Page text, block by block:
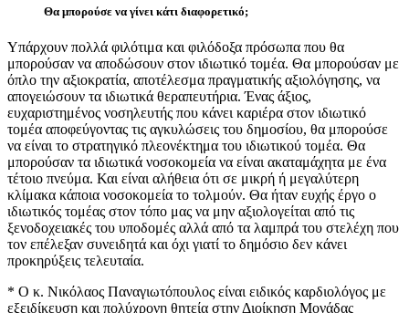
Θα μπορούσε να γίνει κάτι διαφορετικό;
Υπάρχουν πολλά φιλότιμα και φιλόδοξα πρόσωπα που θα
μπορούσαν να αποδώσουν στον ιδιωτικό τομέα. Θα μπορούσαν με
όπλο την αξιοκρατία, αποτέλεσμα πραγματικής αξιολόγησης, να
απογειώσουν τα ιδιωτικά θεραπευτήρια. Ένας άξιος,
ευχαριστημένος νοσηλευτής που κάνει καριέρα στον ιδιωτικό
τομέα αποφεύγοντας τις αγκυλώσεις του δημοσίου, θα μπορούσε
να είναι το στρατηγικό πλεονέκτημα του ιδιωτικού τομέα. Θα
μπορούσαν τα ιδιωτικά νοσοκομεία να είναι ακαταμάχητα με ένα
τέτοιο πνεύμα. Και είναι αλήθεια ότι σε μικρή ή μεγαλύτερη
κλίμακα κάποια νοσοκομεία το τολμούν. Θα ήταν ευχής έργο ο
ιδιωτικός τομέας στον τόπο μας να μην αξιολογείται από τις
ξενοδοχειακές του υποδομές αλλά από τα λαμπρά του στελέχη που
τον επέλεξαν συνειδητά και όχι γιατί το δημόσιο δεν κάνει
προκηρύξεις τελευταία.
* Ο κ. Νικόλαος Παναγιωτόπουλος είναι ειδικός καρδιολόγος με
εξειδίκευση και πολύχρονη θητεία στην Διοίκηση Μονάδας